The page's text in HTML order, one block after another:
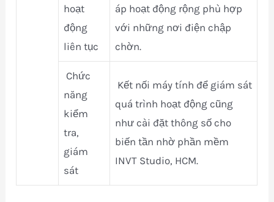
hoạt
động
liên tục
áp hoạt động rộng phù hợp
với những nơi điện chập
chờn.
Chức
năng
kiểm
tra,
giám
sát
Kết nối máy tính để giám sát
quá trình hoạt động cũng
như cài đặt thông số cho
biến tần nhờ phần mềm
INVT Studio, HCM.